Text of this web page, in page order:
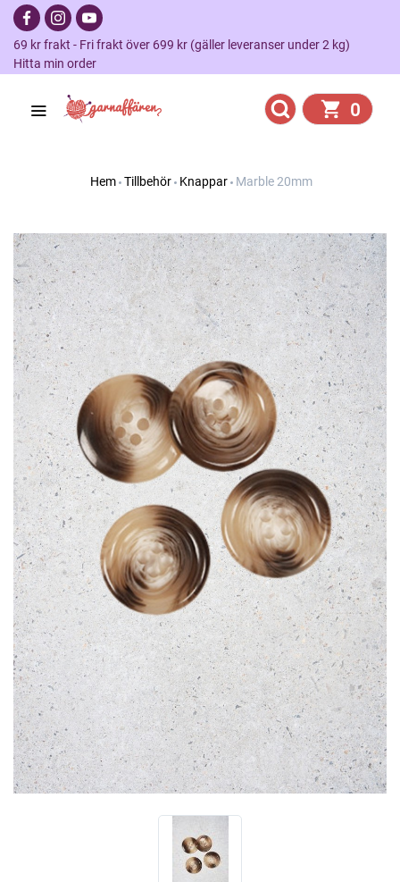
69 kr frakt - Fri frakt över 699 kr (gäller leveranser under 2 kg)
Hitta min order
0
Hem Tillbehör Knappar Marble 20mm